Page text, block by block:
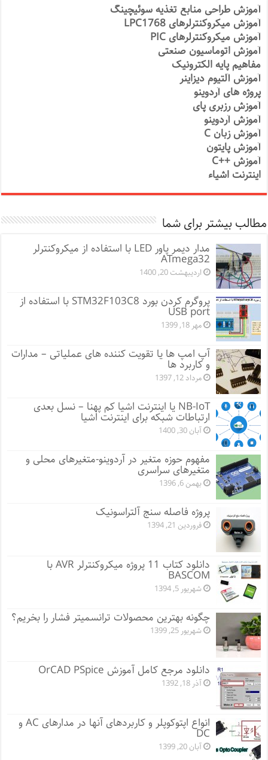
آموزش طراحی منابع تغذیه سوئیچینگ
آموزش میکروکنترلرهای LPC1768
آموزش میکروکنترلرهای PIC
آموزش اتوماسیون صنعتی
مفاهیم پایه الکترونیک
آموزش آلتیوم دیزاینر
پروژه های آردوینو
آموزش رزبری پای
آموزش آردوینو
آموزش زبان C
آموزش پایتون
آموزش ++C
اینترنت اشیاء
مطالب بیشتر برای شما
مدار دیمر پاور LED با استفاده از میکروکنترلر
ATmega32
اردیبهشت 20, 1400
پروگرم کردن بورد STM32F103C8 با استفاده از
USB port
مهر 18, 1399
آپ امپ ها یا تقویت کننده های عملیاتی – مدارات
و کاربرد ها
مرداد 12, 1397
NB-IoT یا اینترنت اشیا کم پهنا – نسل بعدی
ارتباطات شبکه برای اینترنت اشیا
آبان 30, 1400
مفهوم حوزه متغیر در آردوینو-متغیرهای محلی و
متغیرهای سراسری
بهمن 6, 1396
پروژه فاصله سنج آلتراسونیک
فروردین 21, 1394
دانلود کتاب 11 پروژه میکروکنترلر AVR با
BASCOM
شهریور 5, 1394
چگونه بهترین محصولات ترانسمیتر فشار را بخریم؟
شهریور 25, 1399
دانلود مرجع کامل آموزش OrCAD PSpice
آذر 18, 1392
انواع اپتوکوپلر و کاربردهای آنها در مدارهای AC و
DC
آبان 20, 1399